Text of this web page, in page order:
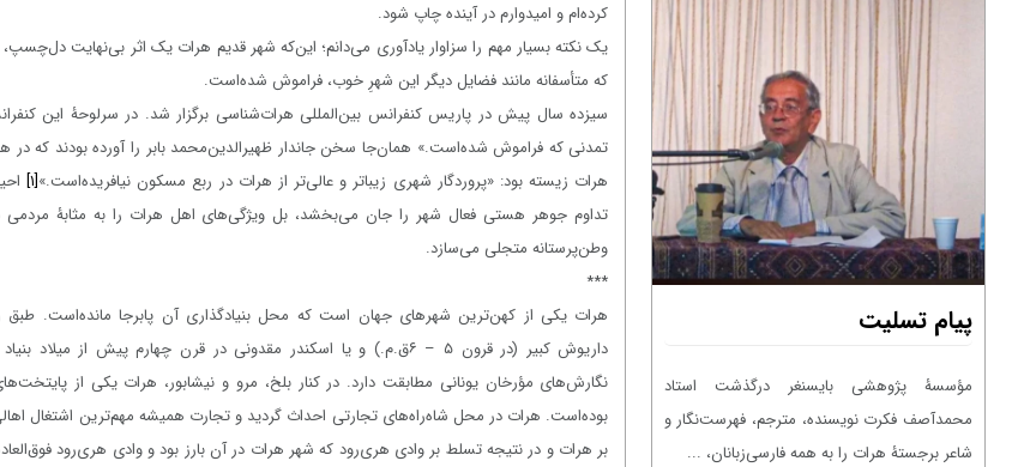
کرده‌ام و امیدوارم در آینده چاپ شود.
یک نکته بسیار مهم را سزاوار یادآوری می‌دانم؛ این‌که شهر قدیم هرات یک اثر بی‌نهایت
که متأسفانه مانند فضایل دیگر این شهرِ خوب، فراموش شده‌است.
سیزده سال پیش در پاریس کنفرانس بین‌المللی هرات‌شناسی برگزار شد. در سرلوحۀ این
تمدنی که فراموش شده‌است.» همان‌جا سخن جاندار ظهیرالدین‌محمد بابر را آورده بودند که
هرات زیسته بود: «پروردگار شهری زیباتر و عالی‌تر از هرات در ربع مسکون نیافریده‌است.»[۱]
تداوم جوهر هستی فعال شهر را جان می‌بخشد، بل ویژگی‌های اهل هرات را به مثابۀ مردمی
وطن‌پرستانه متجلی می‌سازد.
***
هرات یکی از کهن‌ترین شهرهای جهان است که محل بنیادگذاری آن پابرجا مانده‌است. طبق
داریوش کبیر (در قرون ۵ – ۶ق.م.) و یا اسکندر مقدونی در قرن چهارم پیش از
نگارش‌های مؤرخان یونانی مطابقت دارد. در کنار بلخ، مرو و نیشابور، هرات یکی از
بوده‌است. هرات در محل شاه‌راه‌های تجارتی احداث گردید و تجارت همیشه مهم‌ترین اشتغال
بر هرات و در نتیجه تسلط بر وادی هری‌رود که شهر هرات در آن بارز بود و وادی هری‌رود
پیام تسلیت
مؤسسۀ پژوهشی بایسنغر درگذشت غلام‌حیدر
اسیر هروی، پژوهشگر و طنزنویس هرات را به
همه فارسی‌زبانان و به ویژه ...
پیام تسلیت
مؤسسۀ پژوهشی بایسنغر درگذشت دکتر اسدالله
حبیب شاعر، نویسنده، داستان‌نویس و بیدل‌پژوه
را به جامعۀ فارسی‌زبان تسلیت گفته ...
بیش‌تر بخوانید ...
پیام تسلیت
مؤسسۀ پژوهشی بایسنغر درگذشت
محمدآصف فکرت نویسنده، مترجم، فهرست‌نگار
شاعر برجستۀ هرات را به همه فارسی‌زبانان، ...